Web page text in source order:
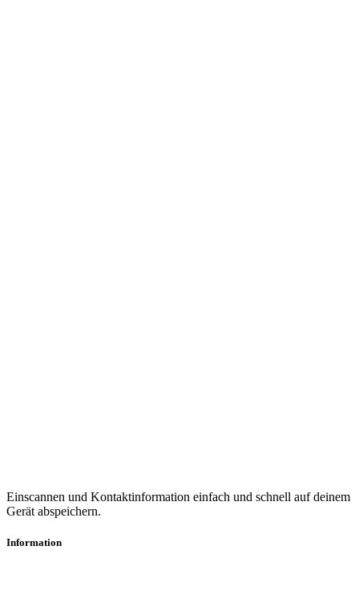
Einscannen und Kontaktinformation einfach und schnell auf deinem
Gerät abspeichern.
Information